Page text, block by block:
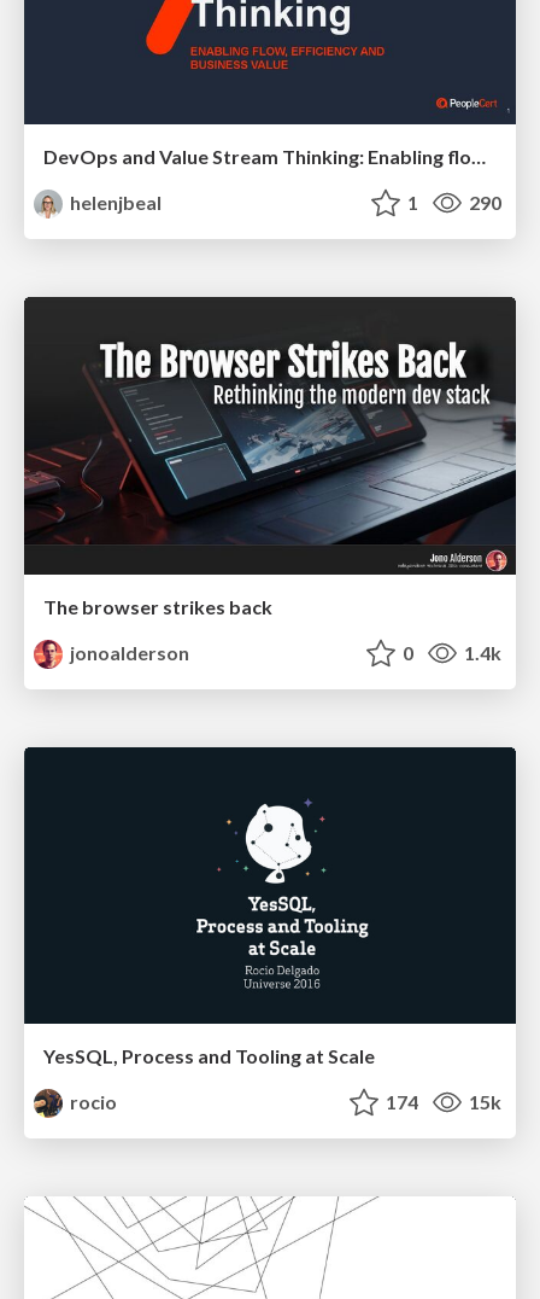
DevOps and Value Stream Thinking: Enabling flow, efficiency and business value
helenjbeal
1 290
The browser strikes back
jonoalderson
0 1.4k
YesSQL, Process and Tooling at Scale
rocio
174 15k